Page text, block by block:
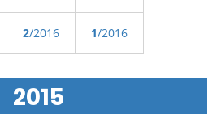
2/2016 1/2016
2015